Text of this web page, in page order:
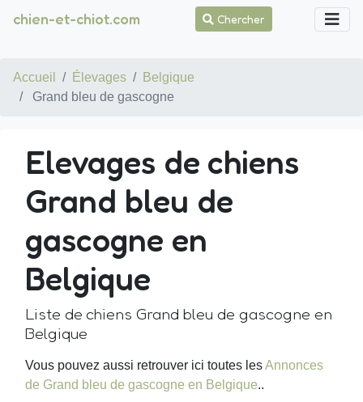
chien-et-chiot.com Chercher
Accueil Élevages
Belgique
Grand bleu de gascogne
Elevages de chiens
Grand bleu de
gascogne en
Belgique
Liste de chiens Grand bleu de gascogne en
Belgique
Vous pouvez aussi retrouver ici toutes lesAnnonces
de Grand bleu de gascogne en Belgique..